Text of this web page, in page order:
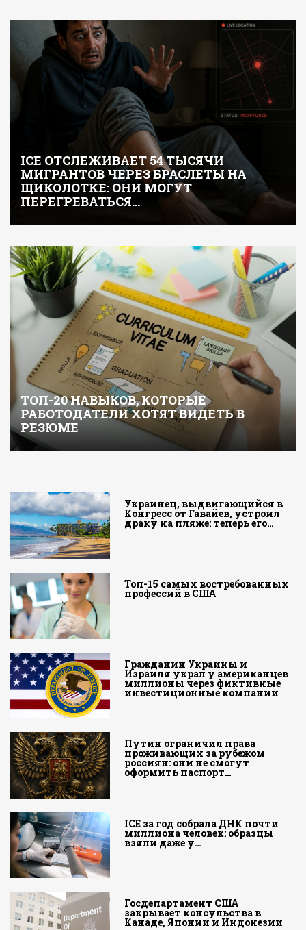
ICE ОТСЛЕЖИВАЕТ 54 ТЫСЯЧИ
МИГРАНТОВ ЧЕРЕЗ БРАСЛЕТЫ НА
ЩИКОЛОТКЕ: ОНИ МОГУТ
ПЕРЕГРЕВАТЬСЯ…
ТОП-20 НАВЫКОВ, КОТОРЫЕ
РАБОТОДАТЕЛИ ХОТЯТ ВИДЕТЬ В
РЕЗЮМЕ
Украинец, выдвигающийся в
Конгресс от Гавайев, устроил
драку на пляже: теперь его…
Топ-15 самых востребованных
профессий в США
Гражданин Украины и
Израиля украл у американцев
миллионы через фиктивные
инвестиционные компании
Путин ограничил права
проживающих за рубежом
россиян: они не смогут
оформить паспорт…
ICE за год собрала ДНК почти
миллиона человек: образцы
взяли даже у…
Госдепартамент США
закрывает консульства в
Канаде, Японии и Индонезии